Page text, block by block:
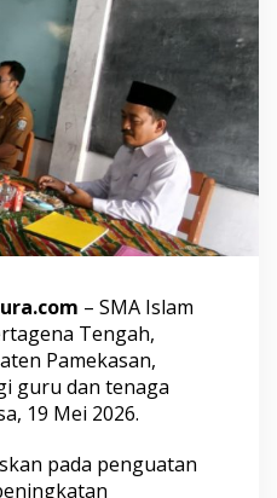
– SMA Islam
Tengah,
Pamekasan,
guru dan tenaga
19 Mei 2026.
pada penguatan